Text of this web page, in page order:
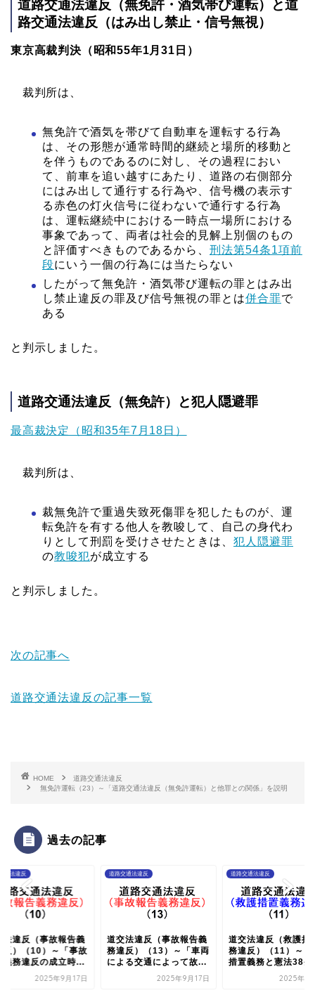
道路交通法違反（無免許・酒気帯び運転）と道
路交通法違反（はみ出し禁止・信号無視）
東京高裁判決（昭和55年1月31日）
裁判所は、
無免許で酒気を帯びて自動車を運転する行為
は、その形態が通常時間的継続と場所的移動と
を伴うものであるのに対し、その過程におい
て、前車を追い越すにあたり、道路の右側部分
にはみ出して通行する行為や、信号機の表示す
る赤色の灯火信号に従わないで通行する行為
は、運転継続中における一時点一場所における
事象であって、両者は社会的見解上別個のもの
と評価すべきものであるから、 刑法第54条1項前
段にいう一個の行為には当たらない
したがって無免許・酒気帯び運転の罪とはみ出
し禁止違反の罪及び信号無視の罪とは併合罪で
ある
と判示しました。
道路交通法違反（無免許）と犯人隠避罪
最高裁決定（昭和35年7月18日）
裁判所は、
裁無免許で重過失致死傷罪を犯したものが、運
転免許を有する他人を教唆して、自己の身代わ
りとして刑罰を受けさせたときは、 犯人隠避罪
の教唆犯が成立する
と判示しました。
次の記事へ
道路交通法違反の記事一覧
HOME
道路交通法違反
無免許運転（23）～「道路交通法違反（無免許運転）と他罪との関係」を説明
過去の記事
通法違反
法違反（事故報告義
反）（10）～「事故
義務違反の成立時...
2025年9月17日
道路交通法違反
道交法違反（事故報告義
務違反）（13）～「車両
による交通によって故...
2025年9月17日
道路交通法違反
道交法違反（救護措
務違反）（11）～「
措置義務と憲法38条
2025年9